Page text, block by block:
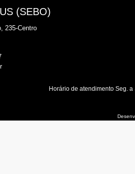
(SEBO)
235-Centro
Horário de atendimento Seg.